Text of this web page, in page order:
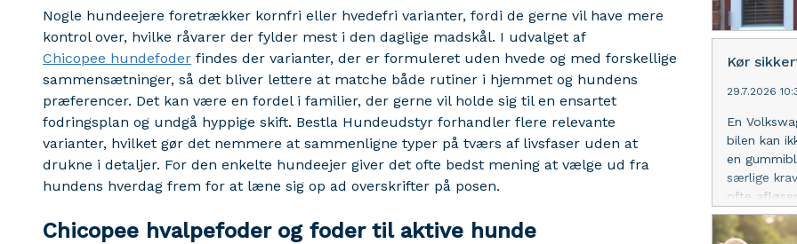
Nogle hundeejere foretrækker kornfri eller hvedefri varianter, fordi de gerne vil have mere
kontrol over, hvilke råvarer der fylder mest i den daglige madskål. I udvalget af
Chicopee hundefoder findes der varianter, der er formuleret uden hvede og med forskellige
sammensætninger, så det bliver lettere at matche både rutiner i hjemmet og hundens
præferencer. Det kan være en fordel i familier, der gerne vil holde sig til en ensartet
fodringsplan og undgå hyppige skift. Bestla Hundeudstyr forhandler flere relevante
varianter, hvilket gør det nemmere at sammenligne typer på tværs af livsfaser uden at
drukne i detaljer. For den enkelte hundeejer giver det ofte bedst mening at vælge ud fra
hundens hverdag frem for at læne sig op ad overskrifter på posen.
Chicopee hvalpefoder og foder til aktive hunde
Kør
29.7.2026
En
bilen kan
en
særlige
ofte
kørsel, du